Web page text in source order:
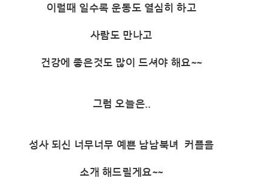
이럴때 일수록 운동도 열심히 하고
사람도 만나고
건강에 좋은것도 많이 드셔야 해요~~
그럼 오늘은..
성사 되신 너무너무 예쁜 남남북녀 커플을
소개 해드릴게요~~